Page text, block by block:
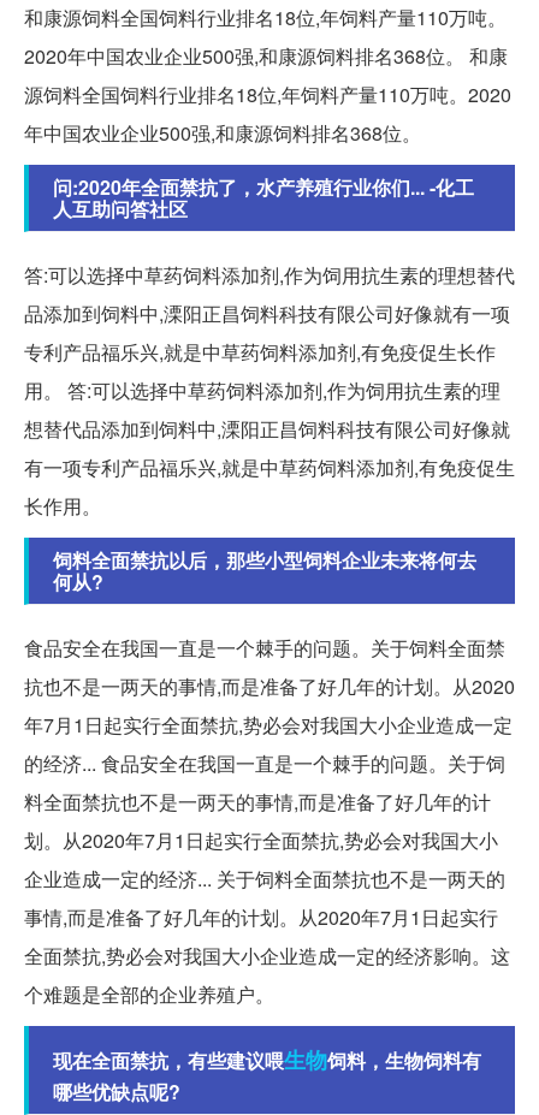
和康源饲料全国饲料行业排名18位,年饲料产量110万吨。
2020年中国农业企业500强,和康源饲料排名368位。 和康
源饲料全国饲料行业排名18位,年饲料产量110万吨。2020
年中国农业企业500强,和康源饲料排名368位。
问:2020年全面禁抗了，水产养殖行业你们... -化工
人互助问答社区
答:可以选择中草药饲料添加剂,作为饲用抗生素的理想替代
品添加到饲料中,溧阳正昌饲料科技有限公司好像就有一项
专利产品福乐兴,就是中草药饲料添加剂,有免疫促生长作
用。 答:可以选择中草药饲料添加剂,作为饲用抗生素的理
想替代品添加到饲料中,溧阳正昌饲料科技有限公司好像就
有一项专利产品福乐兴,就是中草药饲料添加剂,有免疫促生
长作用。
饲料全面禁抗以后，那些小型饲料企业未来将何去
何从?
食品安全在我国一直是一个棘手的问题。关于饲料全面禁
抗也不是一两天的事情,而是准备了好几年的计划。从2020
年7月1日起实行全面禁抗,势必会对我国大小企业造成一定
的经济... 食品安全在我国一直是一个棘手的问题。关于饲
料全面禁抗也不是一两天的事情,而是准备了好几年的计
划。从2020年7月1日起实行全面禁抗,势必会对我国大小
企业造成一定的经济... 关于饲料全面禁抗也不是一两天的
事情,而是准备了好几年的计划。从2020年7月1日起实行
全面禁抗,势必会对我国大小企业造成一定的经济影响。这
个难题是全部的企业养殖户。
现在全面禁抗，有些建议喂生物饲料，生物饲料有
哪些优缺点呢?